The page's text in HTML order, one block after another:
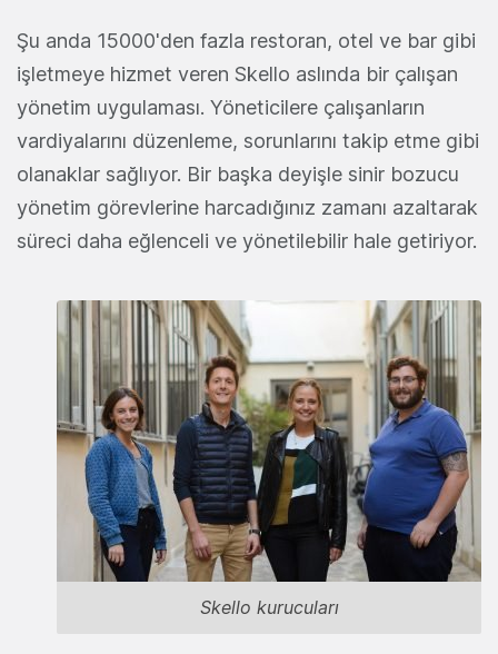
Şu anda 15000'den fazla restoran, otel ve bar gibi
işletmeye hizmet veren Skello aslında bir çalışan
yönetim uygulaması. Yöneticilere çalışanların
vardiyalarını düzenleme, sorunlarını takip etme gibi
olanaklar sağlıyor. Bir başka deyişle sinir bozucu
yönetim görevlerine harcadığınız zamanı azaltarak
süreci daha eğlenceli ve yönetilebilir hale getiriyor.
Skello kurucuları